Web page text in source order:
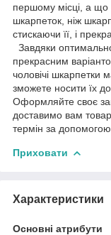
першому місці, а що
шкарпеток, ніж
стискаючи її, і
Завдяки
прекрасним
чоловічі шкарпетки
зможете носити їх
Оформляйте своє
доставимо вам
термін за
Приховати
Характеристики
Основні атрибути